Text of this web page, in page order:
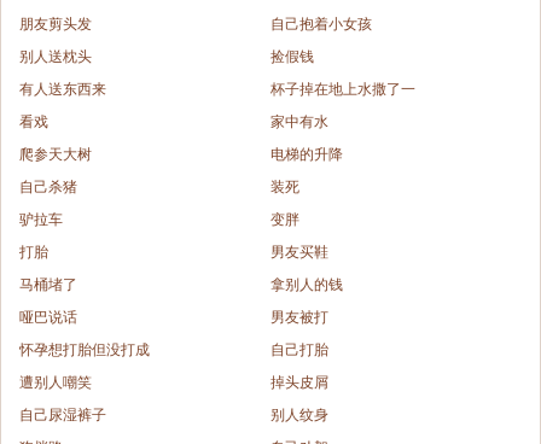
朋友剪头发
自己抱着小女孩
别人送枕头
捡假钱
有人送东西来
杯子掉在地上水撒了一
看戏
家中有水
爬参天大树
电梯的升降
自己杀猪
装死
驴拉车
变胖
打胎
男友买鞋
马桶堵了
拿别人的钱
哑巴说话
男友被打
怀孕想打胎但没打成
自己打胎
遭别人嘲笑
掉头皮屑
自己尿湿裤子
别人纹身